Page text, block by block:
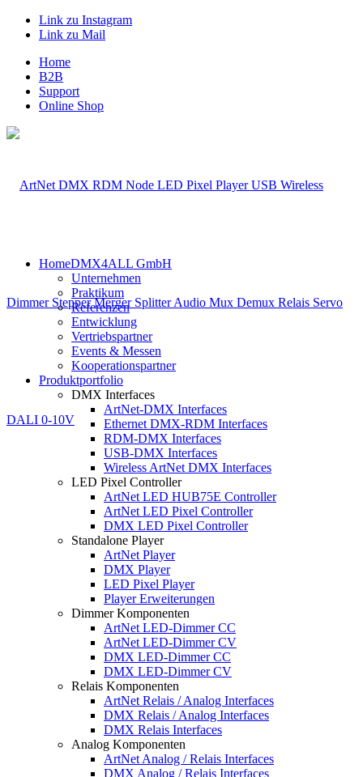
Link zu Instagram
Link zu Mail
Home
B2B
Support
Online Shop
HomeDMX4ALL GmbH
Unternehmen
Praktikum
Referenzen
Entwicklung
Vertriebspartner
Events & Messen
Kooperationspartner
Produktportfolio
DMX Interfaces
ArtNet-DMX Interfaces
Ethernet DMX-RDM Interfaces
RDM-DMX Interfaces
USB-DMX Interfaces
Wireless ArtNet DMX Interfaces
LED Pixel Controller
ArtNet LED HUB75E Controller
ArtNet LED Pixel Controller
DMX LED Pixel Controller
Standalone Player
ArtNet Player
DMX Player
LED Pixel Player
Player Erweiterungen
Dimmer Komponenten
ArtNet LED-Dimmer CC
ArtNet LED-Dimmer CV
DMX LED-Dimmer CC
DMX LED-Dimmer CV
Relais Komponenten
ArtNet Relais / Analog Interfaces
DMX Relais / Analog Interfaces
DMX Relais Interfaces
Analog Komponenten
ArtNet Analog / Relais Interfaces
DMX Analog / Relais Interfaces